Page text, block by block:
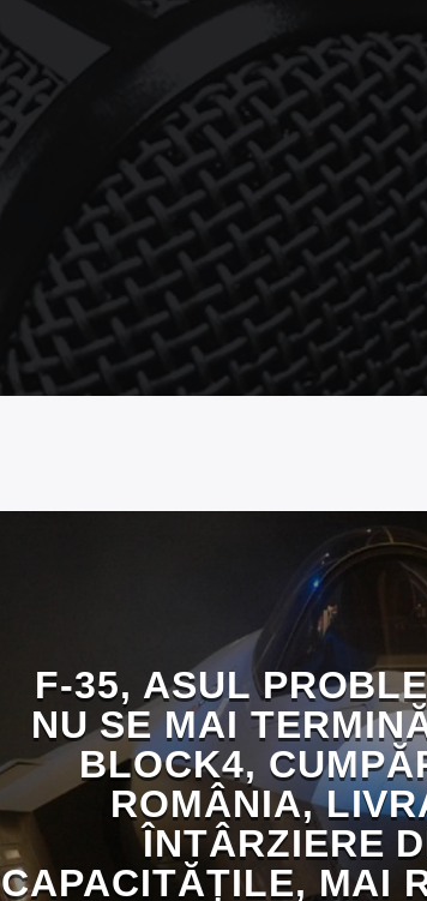
F-35, ASUL
NU SE MAI
BLOCK4,
ROMÂNIA,
ÎNTÂRZIERE
CAPACITĂȚILE, MAI